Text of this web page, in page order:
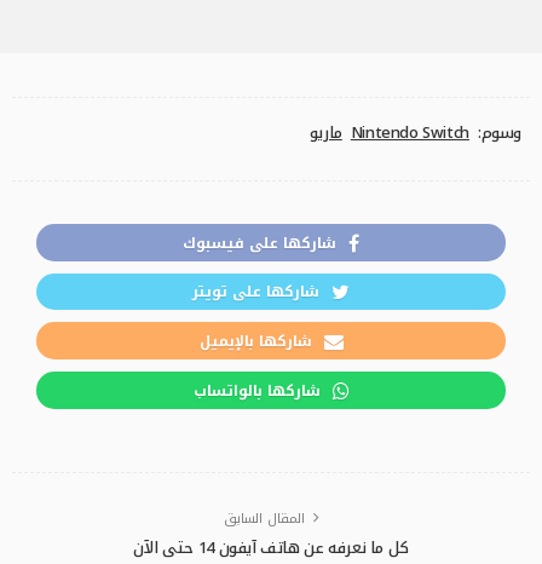
وسوم: Nintendo Switch ماريو
شاركها على فيسبوك
شاركها على تويتر
شاركها بالإيميل
شاركها بالواتساب
المقال السابق
كل ما نعرفه عن هاتف آيفون 14 حتى الآن